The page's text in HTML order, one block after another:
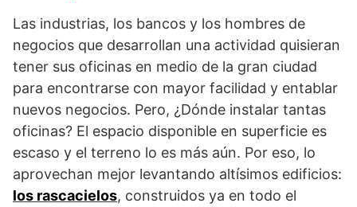
Las industrias, los bancos y los hombres de
negocios que desarrollan una actividad quisieran
tener sus oficinas en medio de la gran ciudad
para encontrarse con mayor facilidad y entablar
nuevos negocios. Pero, ¿Dónde instalar tantas
oficinas? El espacio disponible en superficie es
escaso y el terreno lo es más aún. Por eso, lo
aprovechan mejor levantando altísimos edificios:
los rascacielos, construidos ya en todo el